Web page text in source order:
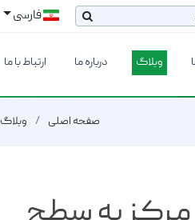
فارسی
وبلاگ درباره ما ارتباط با ما
صفحه اصلی وبلاگ